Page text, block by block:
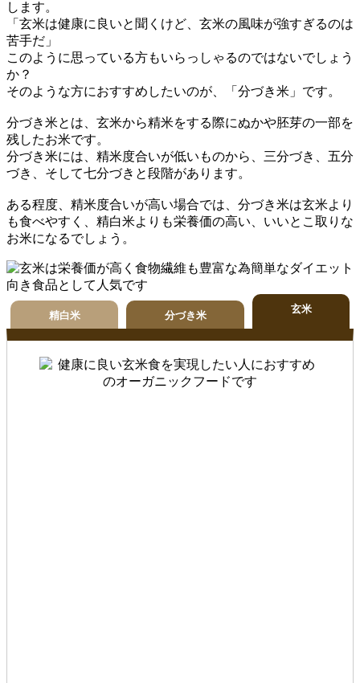
します。
「玄米は健康に良いと聞くけど、玄米の風味が強すぎるのは
苦手だ」
このように思っている方もいらっしゃるのではないでしょう
か？
そのような方におすすめしたいのが、「分づき米」です。
分づき米とは、玄米から精米をする際にぬかや胚芽の一部を
残したお米です。
分づき米には、精米度合いが低いものから、三分づき、五分
づき、そして七分づきと段階があります。
ある程度、精米度合いが高い場合では、分づき米は玄米より
も食べやすく、精白米よりも栄養価の高い、いいとこ取りな
お米になるでしょう。
精白米 分づき米
玄米